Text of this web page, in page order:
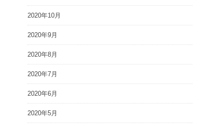
2020年10月
2020年9月
2020年8月
2020年7月
2020年6月
2020年5月